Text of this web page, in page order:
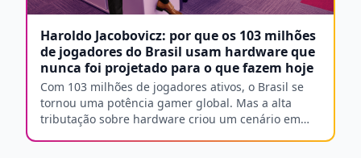
Haroldo Jacobovicz: por que os 103 milhões
de jogadores do Brasil usam hardware que
nunca foi projetado para o que fazem hoje
Com 103 milhões de jogadores ativos, o Brasil se
tornou uma potência gamer global. Mas a alta
tributação sobre hardware criou um cenário em